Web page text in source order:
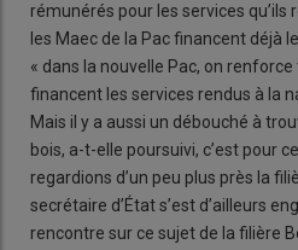
rémunérés pour les services qu’ils
les Maec de la Pac financent déjà
« dans la nouvelle Pac, on
financent les services rendus à la
Mais il y a aussi un débouché à
bois, a-t-elle poursuivi, c’est pour
regardions d’un peu plus près la
secrétaire d’État s’est d’ailleurs
rencontre sur ce sujet de la filière